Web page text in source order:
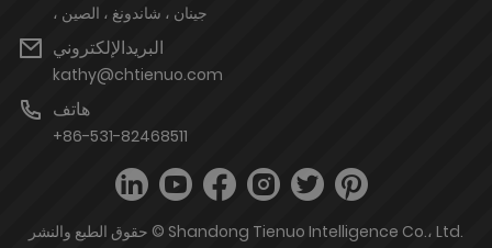
، جينان ، شاندونغ ، الصين
البريدالإلكتروني
kathy@chtienuo.com
هاتف
+86-531-82468511
حقوق الطبع والنشر © Shandong Tienuo Intelligence Co.، Ltd.